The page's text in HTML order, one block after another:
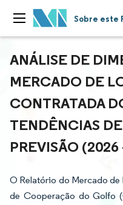
Sobre este
ANÁLISE DE
MERCADO DE
CONTRATADA
TENDÊNCIAS
PREVISÃO (2026
O Relatório do Mercado
de Cooperação do Golfo